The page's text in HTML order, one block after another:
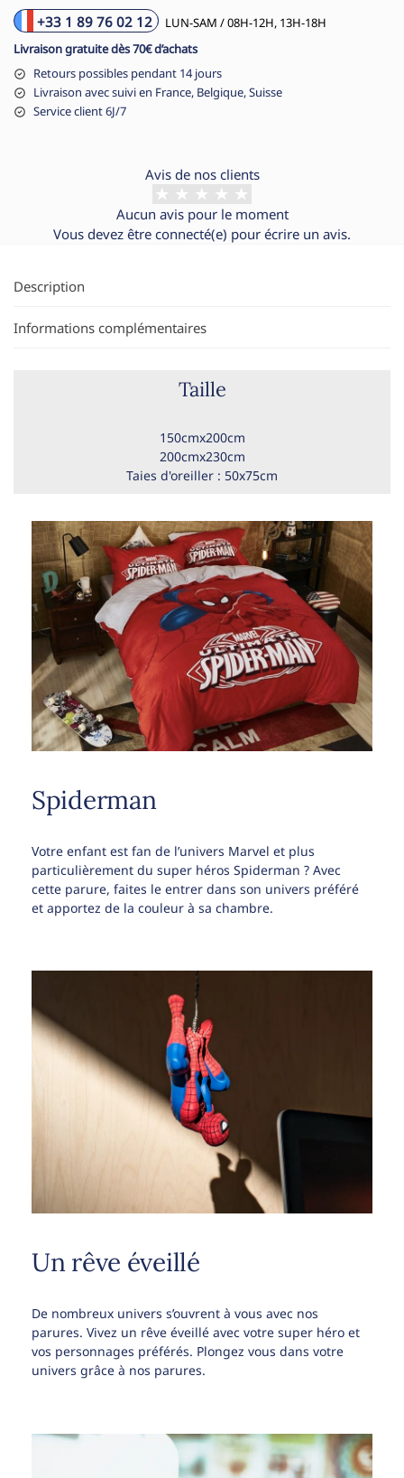
+33 1 89 76 02 12
LUN-SAM / 08H-12H, 13H-18H
Livraison gratuite dès 70€ d’achats
Retours possibles pendant 14 jours
Livraison avec suivi en France, Belgique, Suisse
Service client 6J/7
Avis de nos clients
Aucun avis pour le moment
Vous devez être connecté(e) pour écrire un avis.
Description
Informations complémentaires
Taille
150cmx200cm
200cmx230cm
Taies d'oreiller : 50x75cm
Spiderman
Votre enfant est fan de l’univers Marvel et plus
particulièrement du super héros Spiderman ? Avec
cette parure, faites le entrer dans son univers préféré
et apportez de la couleur à sa chambre.
Un rêve éveillé
De nombreux univers s’ouvrent à vous avec nos
parures. Vivez un rêve éveillé avec votre super héro et
vos personnages préférés. Plongez vous dans votre
univers grâce à nos parures.